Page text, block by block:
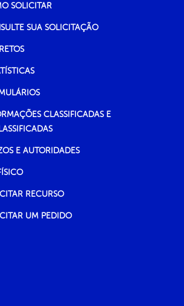
SOLICITAR
SUA SOLICITAÇÃO
CLASSIFICADAS E
E AUTORIDADES
RECURSO
UM PEDIDO